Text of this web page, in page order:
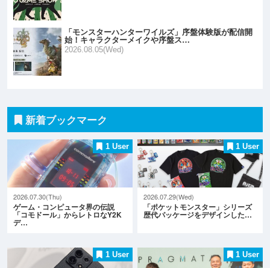
「モンスターハンターワイルズ」序盤体験版が配信開
始！キャラクターメイクや序盤ス…
2026.08.05(Wed)
新着ブックマーク
1 User
2026.07.30(Thu)
ゲーム・コンピュータ界の伝説
「コモドール」からレトロなY2K
デ…
1 User
2026.07.29(Wed)
「ポケットモンスター」シリーズ
歴代パッケージをデザインした…
1 User 1 User